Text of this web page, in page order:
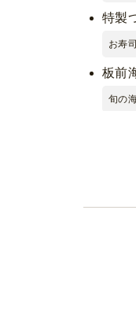
特製
お寿
板前
旬の
おつ
内容